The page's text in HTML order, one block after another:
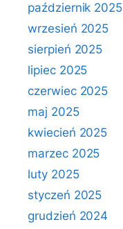
październik 2025
wrzesień 2025
sierpień 2025
lipiec 2025
czerwiec 2025
maj 2025
kwiecień 2025
marzec 2025
luty 2025
styczeń 2025
grudzień 2024